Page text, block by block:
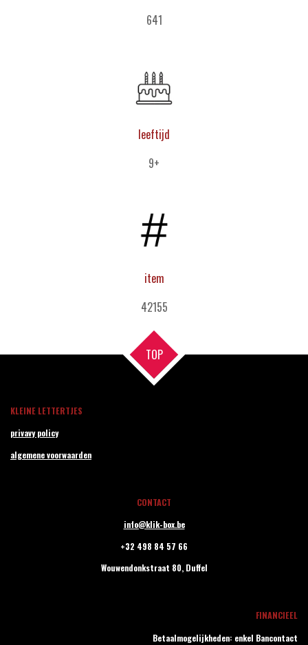
641
leeftijd
9+
item
42155
TOP
KLEINE LETTERTJES
privavy policy
algemene voorwaarden
CONTACT
info@klik-box.be
+32 498 84 57 66
Wouwendonkstraat 80, Duffel
FINANCIEEL
Betaalmogelijkheden: enkel Bancontact